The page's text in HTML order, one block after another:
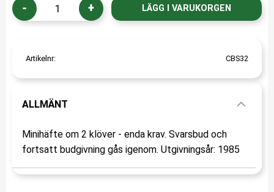
+
-
Artikelnr CBS32
ALLMÄNT
Minihäfte om 2 klöver - enda krav. Svarsbud och
fortsatt budgivning gås igenom. Utgivningsår: 1985